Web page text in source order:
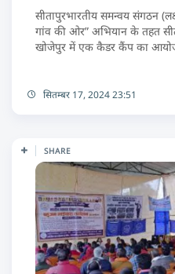
सीतापुरभारतीय समन्वय संगठन
गांव की ओर” अभियान के तहत
खोजेपुर में एक कैडर कैंप का
सितम्बर 17, 2024 23:51
SHARE